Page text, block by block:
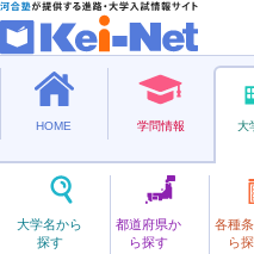
HOME 学問情報 大
大学名から
探す
都道府県か
ら探す
各種
ら
国立
ならきょういく